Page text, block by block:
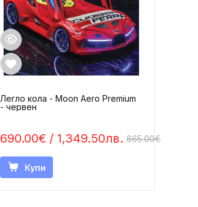
690.00€ / 1,349.50лв. 865.00€
Легло кола - Moon Aero Premium
- червен
Купи